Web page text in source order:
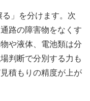
」を分けます。次
路の障害物をなくす
や液体、電池類は分
判断で分別する力も
積もりの精度が上が